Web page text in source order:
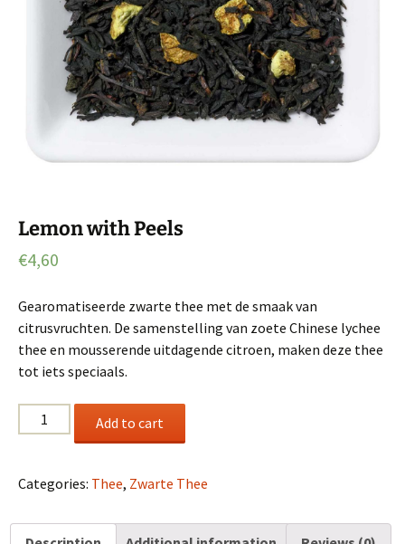
Lemon with Peels
€4,60
Gearomatiseerde zwarte thee met de smaak van
citrusvruchten. De samenstelling van zoete Chinese lychee
thee en mousserende uitdagende citroen, maken deze thee
tot iets speciaals.
Lemon
with
quantity
Add to cart
Categories: Thee, Zwarte Thee